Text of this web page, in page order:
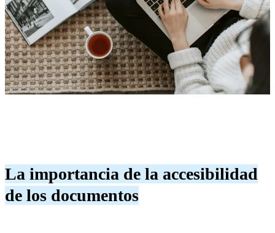
La importancia de la accesibilidad
de los documentos